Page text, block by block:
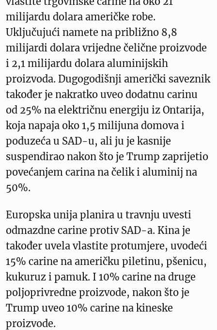
milijardu dolara američke robe.
Uključujući namete na približno 8,8
milijardi dolara vrijedne čelične proizvode
i 2,1 milijardu dolara aluminijskih
proizvoda. Dugogodišnji američki saveznik
također je nakratko uveo dodatnu carinu
od 25% na električnu energiju iz Ontarija,
koja napaja oko 1,5 milijuna domova i
poduzeća u SAD-u, ali ju je kasnije
suspendirao nakon što je Trump zaprijetio
povećanjem carina na čelik i aluminij na
50%.
Europska unija planira u travnju uvesti
odmazdne carine protiv SAD-a. Kina je
također uvela vlastite protumjere, uvodeći
15% carine na američku piletinu, pšenicu,
kukuruz i pamuk. I 10% carine na druge
poljoprivredne proizvode, nakon što je
Trump uveo 10% carine na kineske
proizvode.